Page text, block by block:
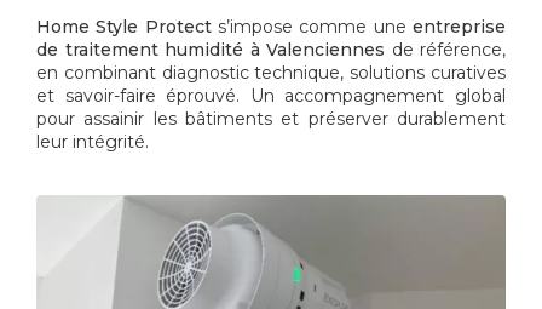
Home Style Protects’impose comme uneentreprise
de traitement humidité à Valenciennes de référence,
en combinant diagnostic technique, solutions curatives
et savoir-faire éprouvé. Un accompagnement global
pour assainir les bâtiments et préserver durablement
leur intégrité.